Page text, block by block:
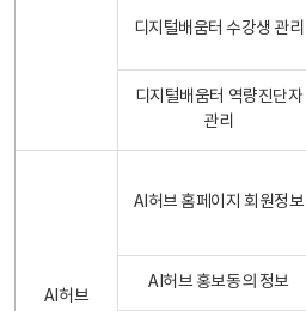
디지털배움터 수강생 관리
디지털배움터 역량진단자
관리
AI허브
AI허브 홈페이지 회원정보
AI허브 홍보동의 정보